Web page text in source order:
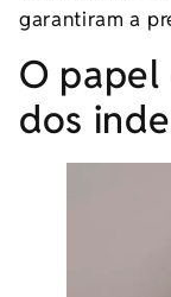
garantiram a
O
dos